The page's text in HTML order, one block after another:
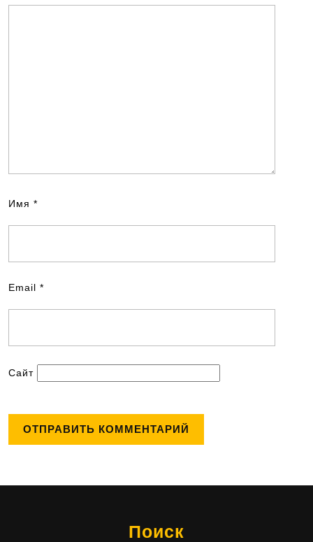
Имя *
Email *
Сайт
Поиск